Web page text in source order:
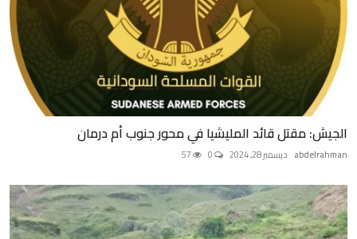
الجيش: مقتل قائد المليشيا في محور جنوب أم درمان
abdelrahman ديسمبر 28, 2024